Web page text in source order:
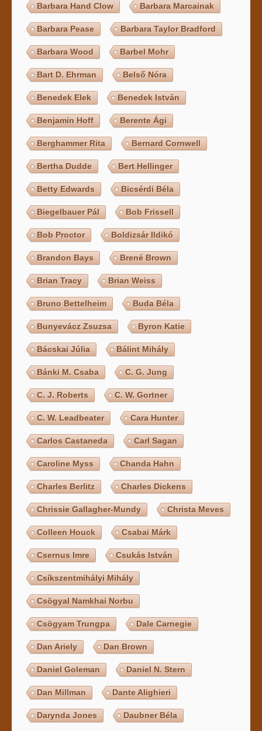
Barbara Hand Clow Barbara Marcainak
Barbara Pease Barbara Taylor Bradford
Barbara Wood Barbel Mohr
Bart D. Ehrman Belső Nóra
Benedek Elek Benedek István
Benjamin Hoff Berente Ági
Berghammer Rita Bernard Cornwell
Bertha Dudde Bert Hellinger
Betty Edwards Bicsérdi Béla
Biegelbauer Pál Bob Frissell
Bob Proctor Boldizsár Ildikó
Brandon Bays Brené Brown
Brian Tracy Brian Weiss
Bruno Bettelheim Buda Béla
Bunyevácz Zsuzsa Byron Katie
Bácskai Júlia Bálint Mihály
Bánki M. Csaba C. G. Jung
C. J. Roberts C. W. Gortner
C. W. Leadbeater Cara Hunter
Carlos Castaneda Carl Sagan
Caroline Myss Chanda Hahn
Charles Berlitz Charles Dickens
Chrissie Gallagher-Mundy Christa Meves
Colleen Houck Csabai Márk
Csernus Imre Csukás István
Csíkszentmihályi Mihály
Csögyal Namkhai Norbu
Csögyam Trungpa Dale Carnegie
Dan Ariely Dan Brown
Daniel Goleman Daniel N. Stern
Dan Millman Dante Alighieri
Darynda Jones Daubner Béla